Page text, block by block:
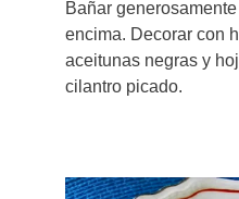
Bañar
encima. Decorar con
aceitunas negras y
cilantro picado.